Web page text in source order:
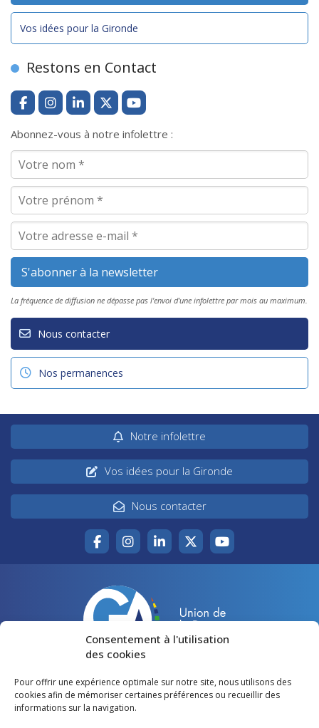
Consentement à l'utilisation
des cookies
Pour offrir une expérience optimale sur notre site, nous utilisons des
cookies afin de mémoriser certaines préférences ou recueillir des
informations sur la navigation.
Vos idées pour la Gironde
Restons en Contact
Abonnez-vous à notre infolettre :
La fréquence de diffusion ne dépasse pas l'envoi d'une infolettre par mois au maximum.
Nous contacter
Nos permanences
Notre infolettre
Vos idées pour la Gironde
Nous contacter
Accueil
Votre canton
Agir pour la Gironde